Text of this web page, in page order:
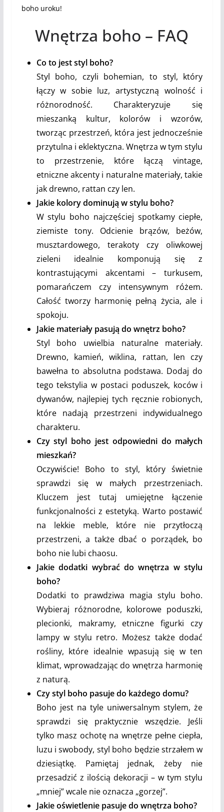
boho uroku!
Wnętrza boho – FAQ
Co to jest styl boho?
Styl boho, czyli bohemian, to styl, który
łączy w sobie luz, artystyczną wolność i
różnorodność. Charakteryzuje się
mieszanką kultur, kolorów i wzorów,
tworząc przestrzeń, która jest jednocześnie
przytulna i eklektyczna. Wnętrza w tym stylu
to przestrzenie, które łączą vintage,
etniczne akcenty i naturalne materiały, takie
jak drewno, rattan czy len.
Jakie kolory dominują w stylu boho?
W stylu boho najczęściej spotkamy ciepłe,
ziemiste tony. Odcienie brązów, beżów,
musztardowego, terakoty czy oliwkowej
zieleni idealnie komponują się z
kontrastującymi akcentami – turkusem,
pomarańczem czy intensywnym różem.
Całość tworzy harmonię pełną życia, ale i
spokoju.
Jakie materiały pasują do wnętrz boho?
Styl boho uwielbia naturalne materiały.
Drewno, kamień, wiklina, rattan, len czy
bawełna to absolutna podstawa. Dodaj do
tego tekstylia w postaci poduszek, koców i
dywanów, najlepiej tych ręcznie robionych,
które nadają przestrzeni indywidualnego
charakteru.
Czy styl boho jest odpowiedni do małych
mieszkań?
Oczywiście! Boho to styl, który świetnie
sprawdzi się w małych przestrzeniach.
Kluczem jest tutaj umiejętne łączenie
funkcjonalności z estetyką. Warto postawić
na lekkie meble, które nie przytłoczą
przestrzeni, a także dbać o porządek, bo
boho nie lubi chaosu.
Jakie dodatki wybrać do wnętrza w stylu
boho?
Dodatki to prawdziwa magia stylu boho.
Wybieraj różnorodne, kolorowe poduszki,
plecionki, makramy, etniczne figurki czy
lampy w stylu retro. Możesz także dodać
rośliny, które idealnie wpasują się w ten
klimat, wprowadzając do wnętrza harmonię
z naturą.
Czy styl boho pasuje do każdego domu?
Boho jest na tyle uniwersalnym stylem, że
sprawdzi się praktycznie wszędzie. Jeśli
tylko masz ochotę na wnętrze pełne ciepła,
luzu i swobody, styl boho będzie strzałem w
dziesiątkę. Pamiętaj jednak, żeby nie
przesadzić z ilością dekoracji – w tym stylu
„mniej” wcale nie oznacza „gorzej”.
Jakie oświetlenie pasuje do wnętrza boho?